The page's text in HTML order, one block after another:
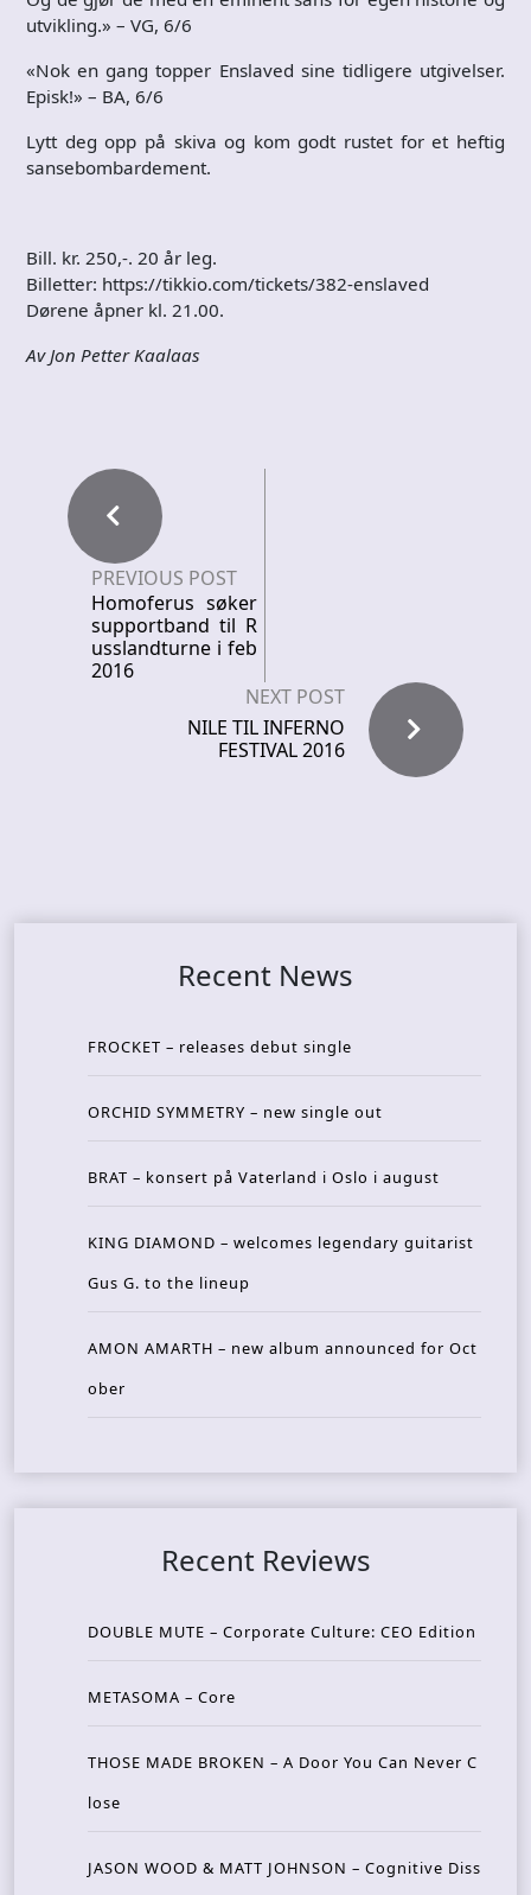
utvikling.» – VG, 6/6
«Nok en gang topper Enslaved sine tidligere utgivelser.
Episk!» – BA, 6/6
Lytt deg opp på skiva og kom godt rustet for et heftig
sansebombardement.
Bill. kr. 250,-. 20 år leg.
Billetter: https://tikkio.com/tickets/382-enslaved
Dørene åpner kl. 21.00.
Av Jon Petter Kaalaas
PREVIOUS POST
Homoferus søker
supportband til R
usslandturne i feb
2016
NEXT POST
NILE TIL INFERNO
FESTIVAL 2016
Recent News
FROCKET – releases debut single
ORCHID SYMMETRY – new single out
BRAT – konsert på Vaterland i Oslo i august
KING DIAMOND – welcomes legendary guitarist
Gus G. to the lineup
AMON AMARTH – new album announced for Oct
ober
Recent Reviews
DOUBLE MUTE – Corporate Culture: CEO Edition
METASOMA – Core
THOSE MADE BROKEN – A Door You Can Never C
lose
JASON WOOD & MATT JOHNSON – Cognitive Diss